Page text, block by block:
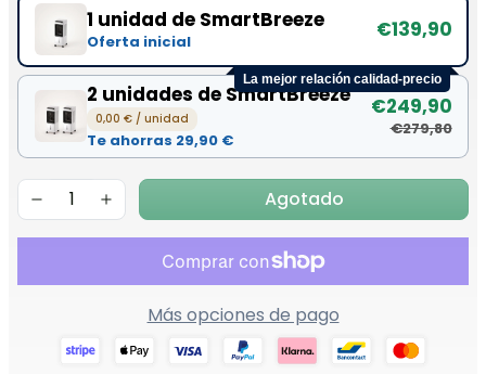
1 unidad de SmartBreeze
Oferta inicial €139,90
La mejor relación calidad-precio
2 unidades de SmartBreeze
0,00 € / unidad
Te ahorras 29,90 €
€249,90
€279,80
Agotado
Más opciones de pago